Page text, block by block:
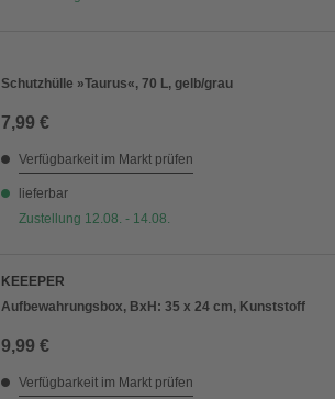
Schutzhülle »Taurus«, 70 L, gelb/grau
7,99 €
Verfügbarkeit im Markt prüfen
lieferbar
Zustellung 12.08. - 14.08.
KEEEPER
Aufbewahrungsbox, BxH: 35 x 24 cm, Kunststoff
9,99 €
Verfügbarkeit im Markt prüfen